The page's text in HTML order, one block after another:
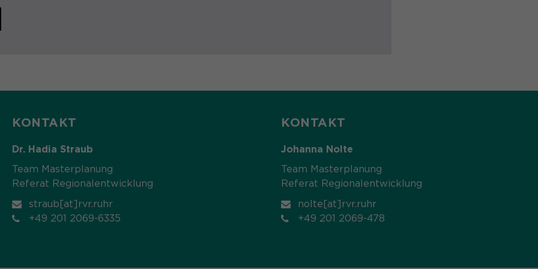
KONTAKT
Dr. Hadia Straub
Team Masterplanung
Referat Regionalentwicklung
straub[at]rvr.ruhr
+49 201 2069-6335
KONTAKT
Johanna Nolte
Team Masterplanung
Referat Regionalentwicklung
nolte[at]rvr.ruhr
+49 201 2069-478